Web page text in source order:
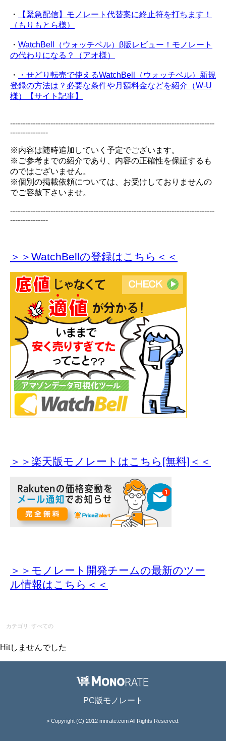
・
【緊急配信】モノレート代替案に終止符を打ちます！
（もりもとら様）
・ WatchBell（ウォッチベル）β版レビュー！モノレート
の代わりになる？（アオ様）
・
・せどり転売で使えるWatchBell（ウォッチベル）新規
登録の方法は？必要な条件や月額料金などを紹介（W-U
様）【サイト記事】
---------------------------------------------------------------------------------
---------------
※内容は随時追加していく予定でございます。
※ご参考までの紹介であり、内容の正確性を保証するも
のではございません。
※個別の掲載依頼については、お受けしておりませんの
でご容赦下さいませ。
---------------------------------------------------------------------------------
---------------
＞＞WatchBellの登録はこちら＜＜
＞＞楽天版モノレートはこちら[無料]＜＜
＞＞モノレート開発チームの最新のツー
ル情報はこちら＜＜
カテゴリ: すべての
Hitしませんでした
PC版モノレート
> Copyright (C) 2012 mnrate.com All Rights Reserved.